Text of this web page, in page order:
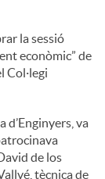
la sessió
econòmic” de
Col·legi
d’Enginyers, va
de los
tècnica de